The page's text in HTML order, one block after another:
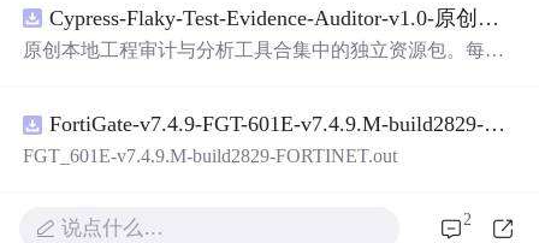
README、运行说明、功能清单、MIT License及原创与授
权声明。解压后进入project目录，执行npm test验证算法，
目源码、Logo、官方截图、论文、生产日志或其他受限素
材。适合前端开发、AI应用工程、测试审计和课程实践。
Cypress-Flaky-Test-Evidence-Auditor-v1.0-原创源码与文档.zip
原创本地工程审计与分析工具合集中的独立资源包。每个
README、运行说明、功能清单、MIT License及原创与授
权声明。解压后进入project目录，执行npm test验证算法，
目源码、Logo、官方截图、论文、生产日志或其他受限素
FortiGate-v7.4.9-FGT-601E-v7.4.9.M-build2829-FORTINET.out
FGT_601E-v7.4.9.M-build2829-FORTINET.out
说点什么… 2